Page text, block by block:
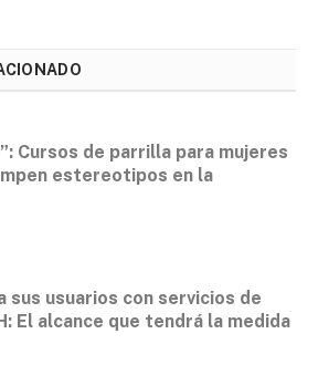
Cursos de parrilla para mujeres
estereotipos en la
sus usuarios con servicios de
El alcance que tendrá la medida